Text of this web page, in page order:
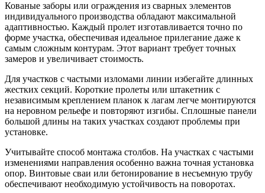
Кованые заборы или ограждения из сварных элементов
индивидуального производства обладают максимальной
адаптивностью. Каждый пролет изготавливается точно по
форме участка, обеспечивая идеальное прилегание даже к
самым сложным контурам. Этот вариант требует точных
замеров и увеличивает стоимость.
Для участков с частыми изломами линии избегайте длинных
жестких секций. Короткие пролеты или штакетник с
независимым креплением планок к лагам легче монтируются
на неровном рельефе и повторяют изгибы. Сплошные панели
большой длины на таких участках создают проблемы при
установке.
Учитывайте способ монтажа столбов. На участках с частыми
изменениями направления особенно важна точная установка
опор. Винтовые сваи или бетонирование в несъемную трубу
обеспечивают необходимую устойчивость на поворотах.